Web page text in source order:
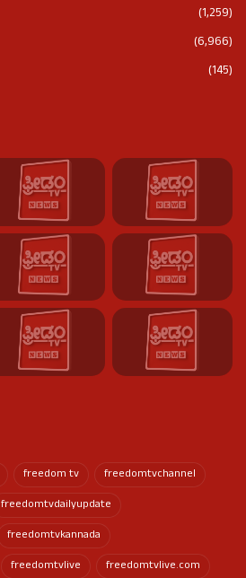
(1,259)
(6,966)
(145)
freedom tv
freedomtvchannel
freedomtvdailyupdate
freedomtvkannada
freedomtvlive
freedomtvlive.com